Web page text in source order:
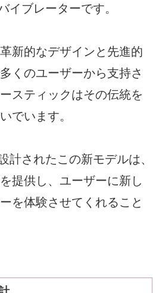
イブレーターです。
新的なデザインと先進的
くのユーザーから支持さ
スティックはその伝統を
でいます。
計されたこの新モデルは、
提供し、ユーザーに新し
を体験させてくれること